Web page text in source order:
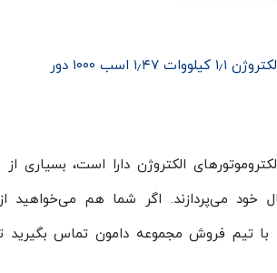
اسب ۱۰۰۰ دور
الکتروژن دارا است، بسیاری
خود می‌پردازند. اگر شما هم می‌خواهید از
تیم فروش مجموعه دامون تماس بگیرید تا